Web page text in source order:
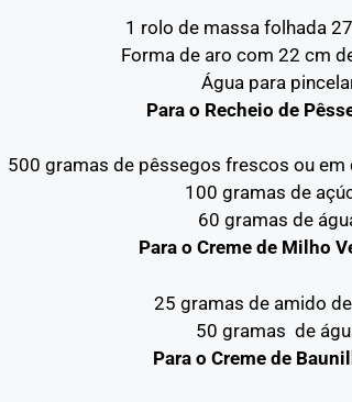
1 rolo de massa folhada
Forma de aro com 22 cm
Água para
Para o Recheio de
500 gramas de pêssegos frescos ou em
100 gramas de
60 gramas de
Para o Creme de Milho
25 gramas de amido
50 gramas de
Para o Creme de